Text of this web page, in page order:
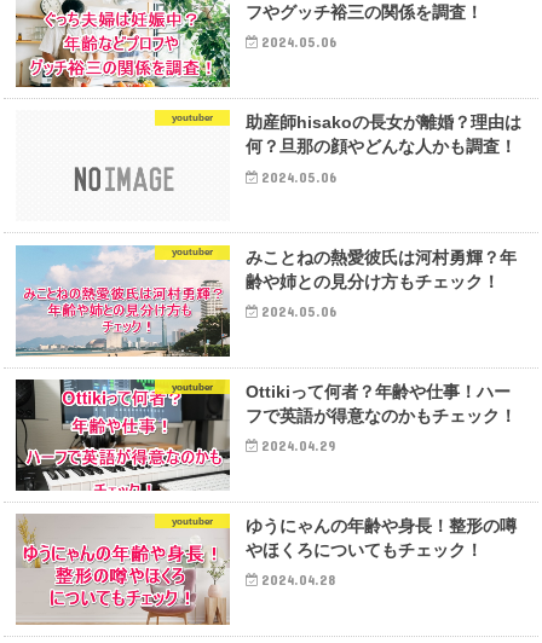
フやグッチ裕三の関係を調査！
2024.05.06
youtuber
助産師hisakoの長女が離婚？理由は
何？旦那の顔やどんな人かも調査！
2024.05.06
youtuber
みことねの熱愛彼氏は河村勇輝？年
齢や姉との見分け方もチェック！
2024.05.06
youtuber
Ottikiって何者？年齢や仕事！ハー
フで英語が得意なのかもチェック！
2024.04.29
youtuber
ゆうにゃんの年齢や身長！整形の噂
やほくろについてもチェック！
2024.04.28